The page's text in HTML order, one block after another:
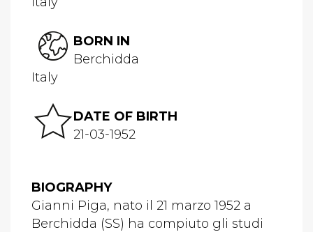
BORN IN
Berchidda
Italy
DATE OF BIRTH
21-03-1952
BIOGRAPHY
Gianni Piga, nato il 21 marzo 1952 a
Berchidda (SS) ha compiuto gli studi